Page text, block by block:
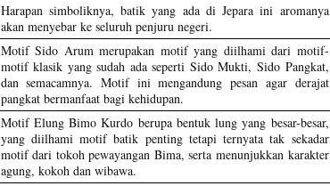
Harapan simboliknya, batik yang ada di Jepara ini aromanya
akan menyebar ke seluruh penjuru negeri.
Motif Sido Arum merupakan motif yang diilhami dari motif-
motif klasik yang sudah ada seperti Sido Mukti, Sido Pangkat,
dan semacamnya. Motif ini mengandung pesan agar derajat
pangkat bermanfaat bagi kehidupan.
Motif Elung Bimo Kurdo berupa bentuk lung yang besar-besar,
yang diilhami motif batik penting tetapi ternyata tak sekadar
motif dari tokoh pewayangan Bima, serta menunjukkan karakter
agung, kokoh dan wibawa.